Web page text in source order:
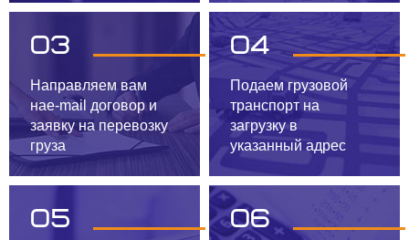
03
Направляем вам
наe-mail договор и
заявку на перевозку
груза
04
Подаем грузовой
транспорт на
загрузку в
указанный адрес
05 06